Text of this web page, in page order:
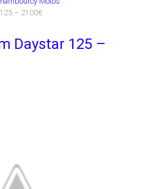
– 2100€
Daystar 125 –